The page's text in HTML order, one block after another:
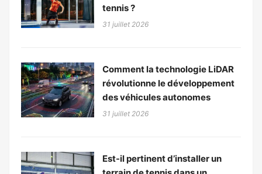
tennis ?
31 juillet 2026
Comment la technologie LiDAR
révolutionne le développement
des véhicules autonomes
31 juillet 2026
Est-il pertinent d’installer un